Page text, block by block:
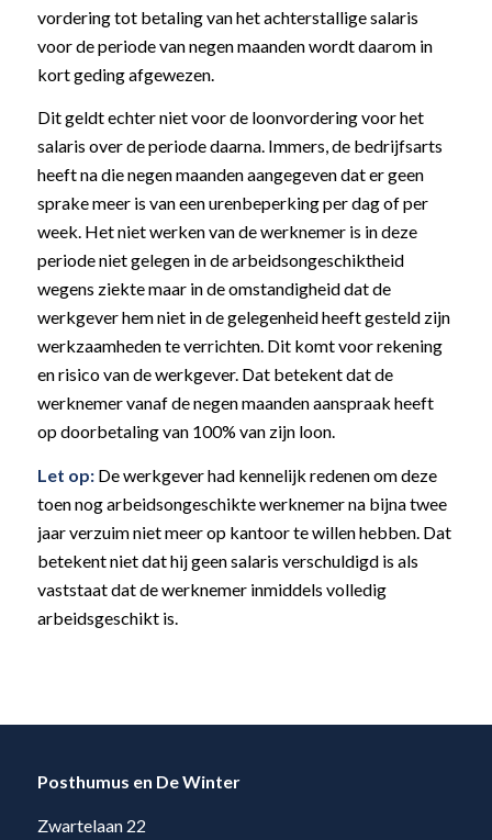
vordering tot betaling van het achterstallige salaris
voor de periode van negen maanden wordt daarom in
kort geding afgewezen.
Dit geldt echter niet voor de loonvordering voor het
salaris over de periode daarna. Immers, de bedrijfsarts
heeft na die negen maanden aangegeven dat er geen
sprake meer is van een urenbeperking per dag of per
week. Het niet werken van de werknemer is in deze
periode niet gelegen in de arbeidsongeschiktheid
wegens ziekte maar in de omstandigheid dat de
werkgever hem niet in de gelegenheid heeft gesteld zijn
werkzaamheden te verrichten. Dit komt voor rekening
en risico van de werkgever. Dat betekent dat de
werknemer vanaf de negen maanden aanspraak heeft
op doorbetaling van 100% van zijn loon.
Let op:De werkgever had kennelijk redenen om deze
toen nog arbeidsongeschikte werknemer na bijna twee
jaar verzuim niet meer op kantoor te willen hebben. Dat
betekent niet dat hij geen salaris verschuldigd is als
vaststaat dat de werknemer inmiddels volledig
arbeidsgeschikt is.
Posthumus en De Winter
Zwartelaan 22